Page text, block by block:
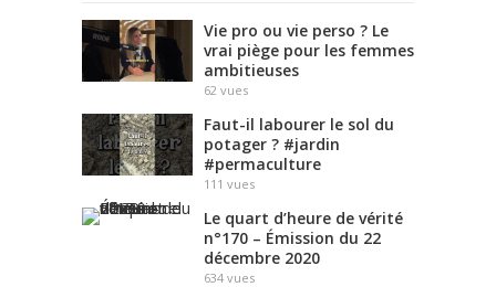
Vie pro ou vie perso ? Le
vrai piège pour les femmes
ambitieuses
62 vues
Faut-il labourer le sol du
potager ? #jardin
#permaculture
111 vues
Le quart d’heure de vérité
n°170 – Émission du 22
décembre 2020
634 vues